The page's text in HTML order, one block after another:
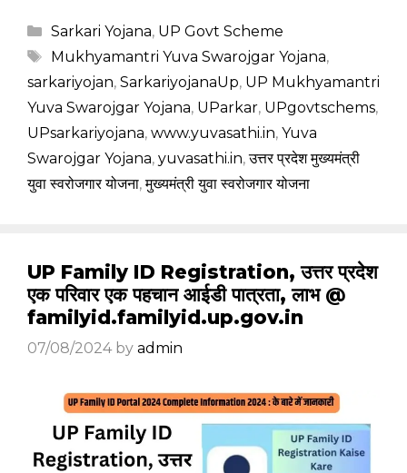
Categories
Sarkari Yojana, UP Govt Scheme
Tags
Mukhyamantri Yuva Swarojgar Yojana,
sarkariyojan, SarkariyojanaUp, UP Mukhyamantri
Yuva Swarojgar Yojana, UParkar, UPgovtschems,
UPsarkariyojana, www.yuvasathi.in, Yuva
Swarojgar Yojana, yuvasathi.in,उत्तर प्रदेश मुख्यमंत्री
युवा स्वरोजगार योजना,मुख्यमंत्री युवा स्वरोजगार योजना
UP Family ID Registration, उत्तर प्रदेश
एक परिवार एक पहचान आईडी पात्रता, लाभ @
familyid.familyid.up.gov.in
07/08/2024 by admin